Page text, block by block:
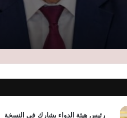
رئيس هيئة الدواء يشارك في النسخة